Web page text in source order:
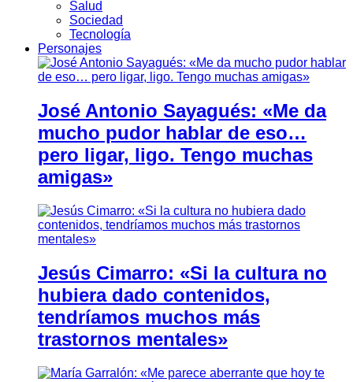
Salud
Sociedad
Tecnología
Personajes
José Antonio Sayagués: «Me da
mucho pudor hablar de eso…
pero ligar, ligo. Tengo muchas
amigas»
Jesús Cimarro: «Si la cultura no
hubiera dado contenidos,
tendríamos muchos más
trastornos mentales»